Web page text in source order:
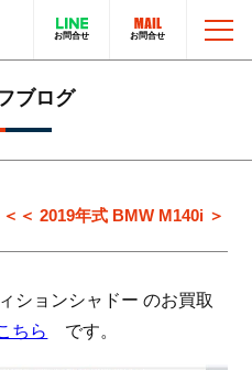
ブログ
＜ 2019年式 BMW M140i ＞
ションシャドー のお買取
ちら です。
合わせ